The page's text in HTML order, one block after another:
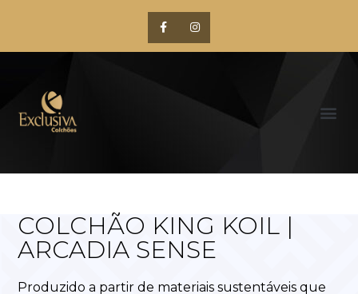
COLCHÃO KING KOIL |
ARCADIA SENSE
Produzido a partir de materiais sustentáveis que